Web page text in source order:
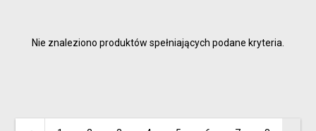
Inspiracje dla rodziców i dzieci
Nie znaleziono produktów spełniających podane kryteria.